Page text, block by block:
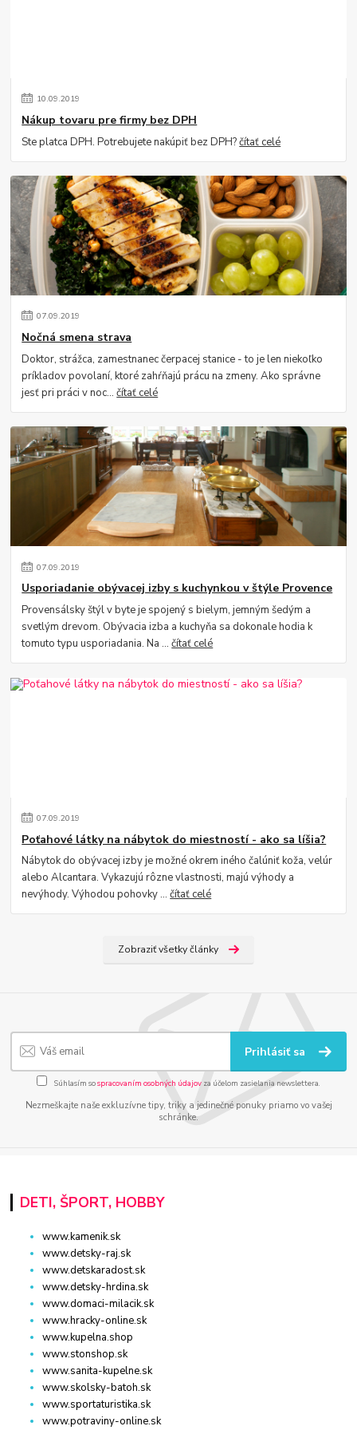
10.09.2019
Nákup tovaru pre firmy bez DPH
Ste platca DPH. Potrebujete nakúpiť bez DPH?čítať celé
07.09.2019
Nočná smena strava
Doktor, strážca, zamestnanec čerpacej stanice - to je len niekoľko
príkladov povolaní, ktoré zahŕňajú prácu na zmeny. Ako správne
jesť pri práci v noc...čítať celé
07.09.2019
Usporiadanie obývacej izby s kuchynkou v štýle Provence
Provensálsky štýl v byte je spojený s bielym, jemným šedým a
svetlým drevom. Obývacia izba a kuchyňa sa dokonale hodia k
tomuto typu usporiadania. Na ...čítať celé
07.09.2019
Poťahové látky na nábytok do miestností - ako sa líšia?
Nábytok do obývacej izby je možné okrem iného čalúniť koža, velúr
alebo Alcantara. Vykazujú rôzne vlastnosti, majú výhody a
nevýhody. Výhodou pohovky ...čítať celé
Zobraziť všetky články
Prihlásiť sa
Súhlasím sospracovaním osobných údajov za účelom zasielania newslettera.
Nezmeškajte naše exkluzívne tipy, triky a jedinečné ponuky priamo vo vašej
schránke.
DETI, ŠPORT, HOBBY
www.kamenik.sk
www.detsky-raj.sk
www.detskaradost.sk
www.detsky-hrdina.sk
www.domaci-milacik.sk
www.hracky-online.sk
www.kupelna.shop
www.stonshop.sk
www.sanita-kupelne.sk
www.skolsky-batoh.sk
www.sportaturistika.sk
www.potraviny-online.sk